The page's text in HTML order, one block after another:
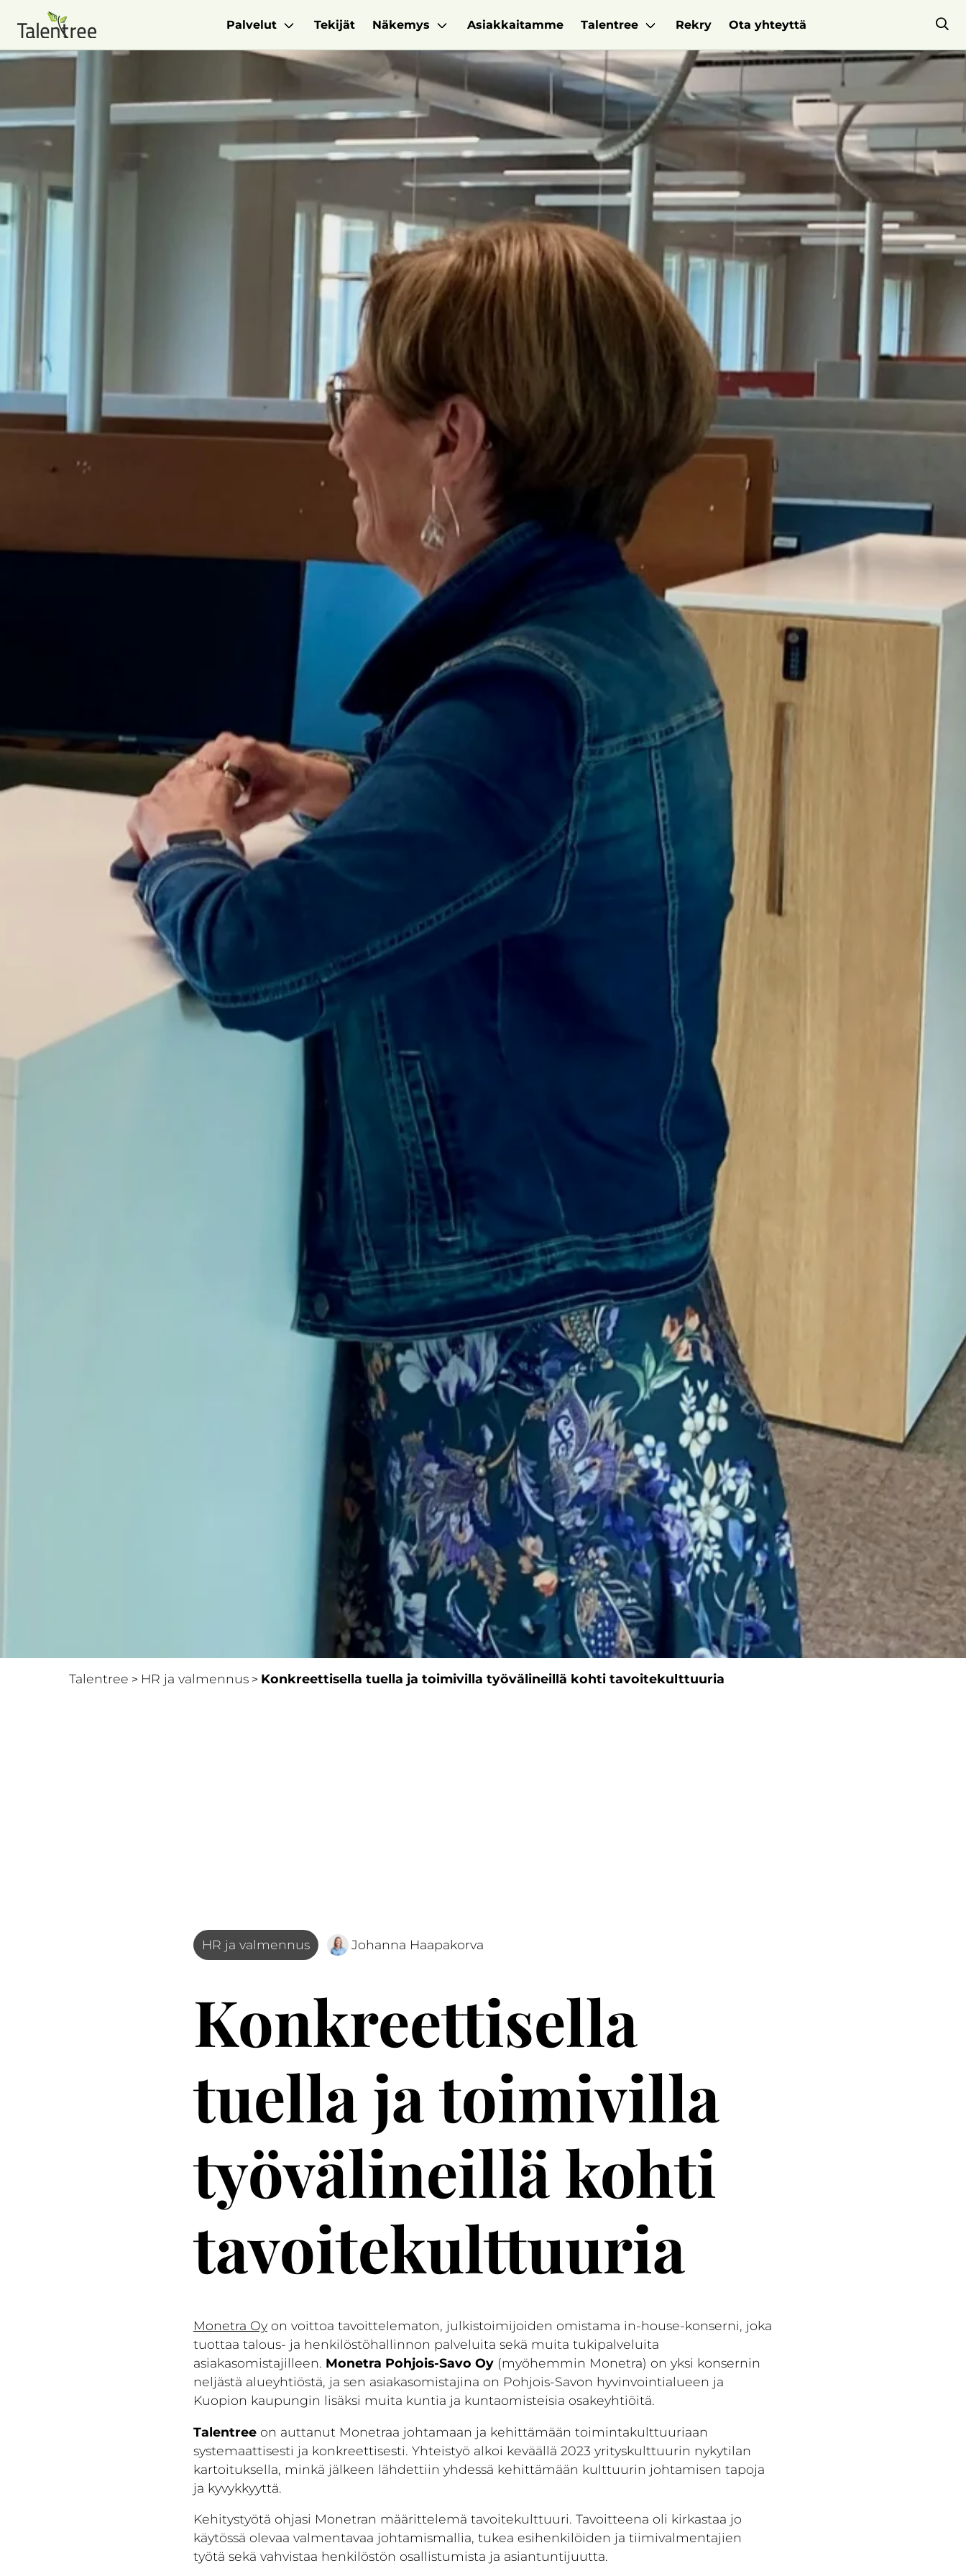
Palvelut Tekijät Näkemys Asiakkaitamme Talentree Rekry Ota yhteyttä
Talentree > HR ja valmennus > Konkreettisella tuella ja toimivilla työvälineillä kohti tavoitekulttuuria
HR ja valmennus Johanna Haapakorva
Konkreettisella
tuella ja toimivilla
työvälineillä kohti
tavoitekulttuuria
Monetra Oyon voittoa tavoittelematon, julkistoimijoiden omistama in-house-konserni, joka
tuottaa talous- ja henkilöstöhallinnon palveluita sekä muita tukipalveluita
asiakasomistajilleen. Monetra Pohjois-Savo Oy(myöhemmin Monetra) on yksi konsernin
neljästä alueyhtiöstä, ja sen asiakasomistajina on Pohjois-Savon hyvinvointialueen ja
Kuopion kaupungin lisäksi muita kuntia ja kuntaomisteisia osakeyhtiöitä.
Talentreeon auttanut Monetraa johtamaan ja kehittämään toimintakulttuuriaan
systemaattisesti ja konkreettisesti. Yhteistyö alkoi keväällä 2023 yrityskulttuurin nykytilan
kartoituksella, minkä jälkeen lähdettiin yhdessä kehittämään kulttuurin johtamisen tapoja
ja kyvykkyyttä.
Kehitystyötä ohjasi Monetran määrittelemä tavoitekulttuuri. Tavoitteena oli kirkastaa jo
käytössä olevaa valmentavaa johtamismallia, tukea esihenkilöiden ja tiimivalmentajien
työtä sekä vahvistaa henkilöstön osallistumista ja asiantuntijuutta.